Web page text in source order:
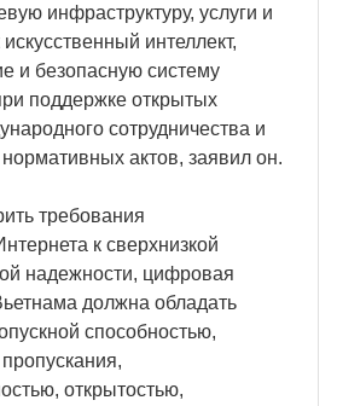
инфраструктуру, услуги и
интеллект,
и безопасную систему
поддержке открытых
сотрудничества и
актов, заявил он.
требования
к сверхнизкой
надежности, цифровая
должна обладать
способностью,
открытостью,